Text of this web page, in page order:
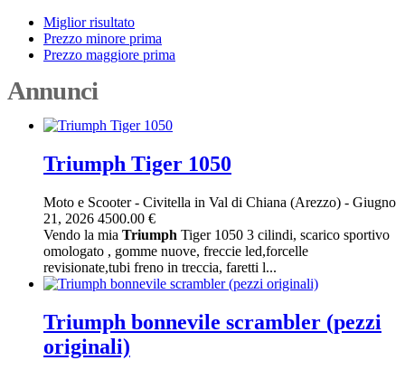
Miglior risultato
Prezzo minore prima
Prezzo maggiore prima
Annunci
Triumph Tiger 1050
Moto e Scooter- Civitella in Val di Chiana (Arezzo) - Giugno
21, 2026 4500.00 €
Vendo la mia Triumph Tiger 1050 3 cilindi, scarico sportivo
omologato , gomme nuove, freccie led,forcelle
revisionate,tubi freno in treccia, faretti l...
Triumph bonnevile scrambler (pezzi
originali)